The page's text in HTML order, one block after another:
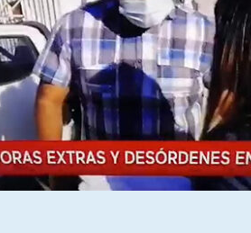
16/06/2026
S.O.S. a los ricos, Save Our
(Salvar Nuestras Almas)
30/04/2026